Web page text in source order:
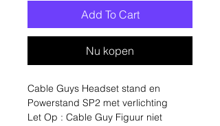
Add To Cart
Nu kopen
Cable Guys Headset stand en
Powerstand SP2 met verlichting
Let Op : Cable Guy Figuur niet